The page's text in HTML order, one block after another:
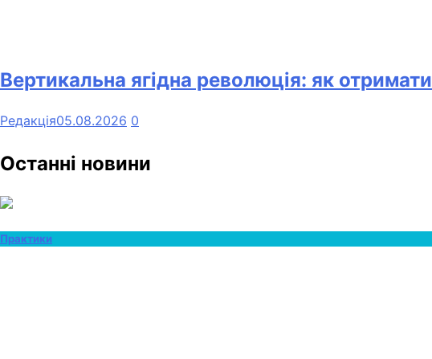
Вертикальна ягідна революція: як
Редакція05.08.2026 0
Останні новини
Практики